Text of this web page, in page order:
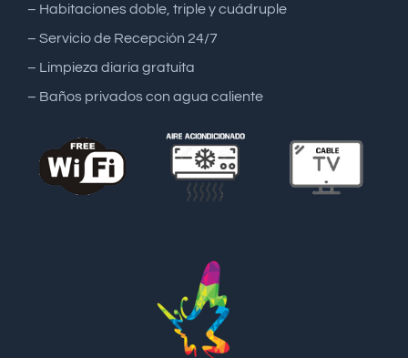
– Habitaciones doble, triple y cuádruple
– Servicio de Recepción 24/7
– Limpieza diaria gratuita
– Baños privados con agua caliente